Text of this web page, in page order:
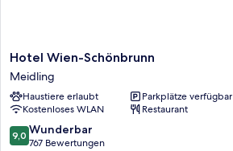
Hotel
Wien-
Schönbrunn
Meidling
Hotel Wien-Schönbrunn
Meidling
Haustiere erlaubt
Parkplätze verfügbar
Kostenloses WLAN
Restaurant
9.0
von
9,0 Wunderbar
767 Bewertungen